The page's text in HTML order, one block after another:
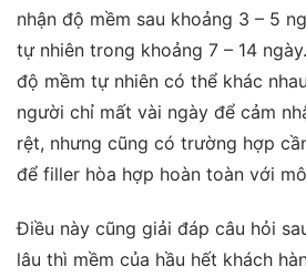
nhận độ mềm sau khoảng 3 – 5
tự nhiên trong khoảng 7 – 14
độ mềm tự nhiên có thể khác
người chỉ mất vài ngày để cảm
rệt, nhưng cũng có trường hợp
để filler hòa hợp hoàn toàn với
Điều này cũng giải đáp câu hỏi
lâu thì mềm của hầu hết khách